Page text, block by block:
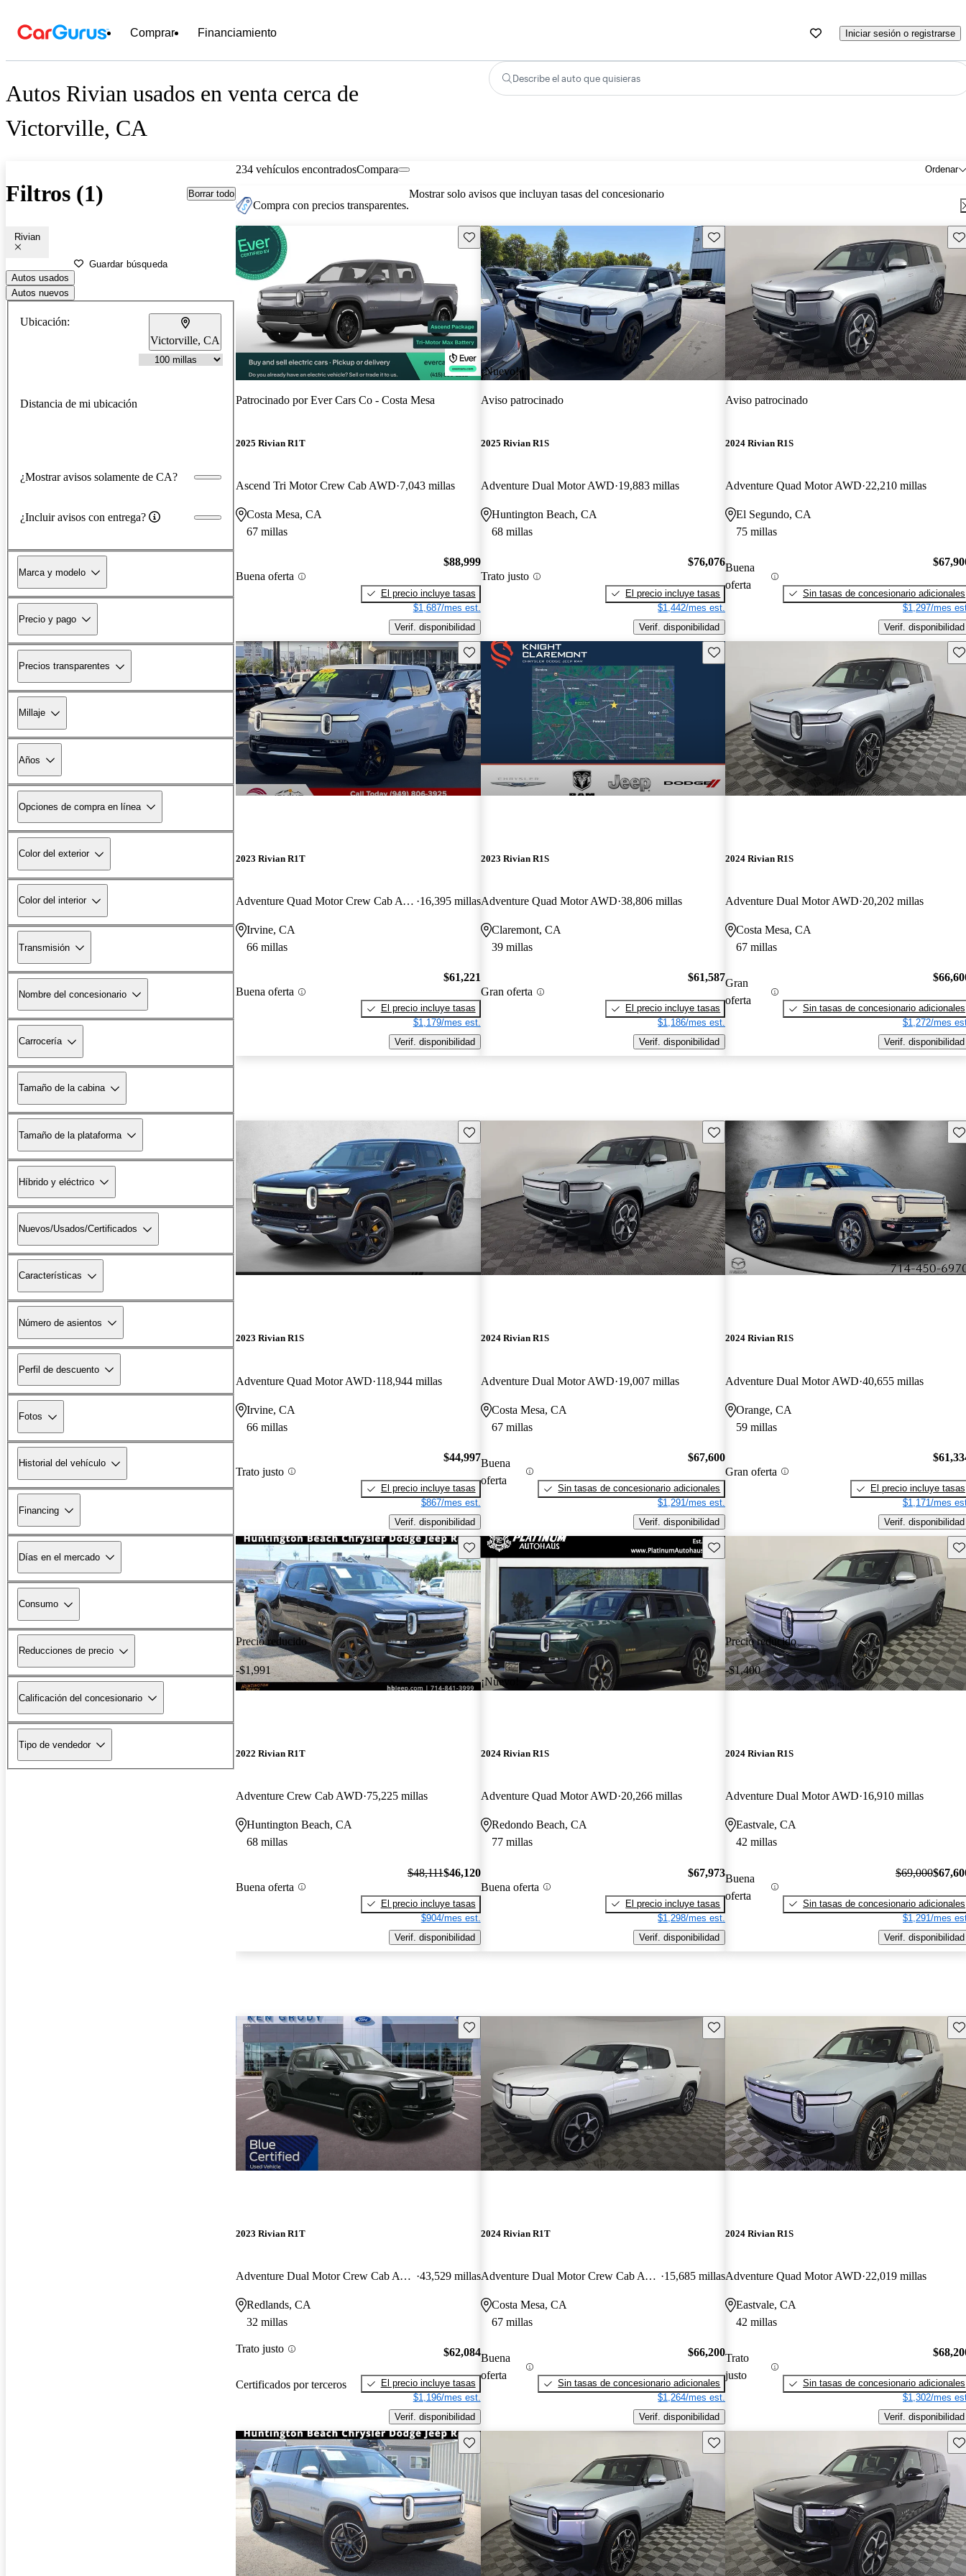
Comprar Financiamiento Iniciar sesión o registrarse
Autos Rivian usados en venta cerca de
Victorville, CA
Describe el auto que quisieras
Filtros (1) Borrar todo
Rivian
Guardar búsqueda
Autos usados
Autos nuevos
Ubicación:
Victorville, CA
Distancia de mi ubicación
¿Mostrar avisos solamente de CA?
¿Incluir avisos con entrega?
Marca y modelo
Precio y pago
Precios transparentes
Millaje
Años
Opciones de compra en línea
Color del exterior
Color del interior
Transmisión
Nombre del concesionario
Carrocería
Tamaño de la cabina
Tamaño de la plataforma
Híbrido y eléctrico
Nuevos/Usados/Certificados
Características
Número de asientos
Perfil de descuento
Fotos
Historial del vehículo
Financing
Días en el mercado
Consumo
Reducciones de precio
Calificación del concesionario
Tipo de vendedor
234 vehículos encontrados Ordenar
Compara
Compra con precios transparentes.
Mostrar solo avisos que incluyan tasas del concesionario
Guarda este Aviso
Patrocinado porEver Cars Co - Costa Mesa
2025 Rivian R1T
Ascend Tri Motor Crew Cab AWD 7,043 millas
Costa Mesa, CA
67 millas
Buena oferta
$88,999
El precio incluye tasas
$1,687/mes est.
Verif. disponibilidad
¡Nuevo!
Guarda este Aviso
Aviso patrocinado
2025 Rivian R1S
Adventure Dual Motor AWD 19,883 millas
Huntington Beach, CA
68 millas
Trato justo
$76,076
El precio incluye tasas
$1,442/mes est.
Verif. disponibilidad
Aviso patrocinado
2024 Rivian R1S
Adventure Quad Motor AWD 22,210 millas
El Segundo, CA
75 millas
Buena
oferta
Sin tasas de concesionario adicionales
$1,297/mes
Verif. disponibilidad
Guarda este Aviso
2023 Rivian R1T
Adventure Quad Motor Crew Cab AWD 16,395 millas
Irvine, CA
66 millas
Buena oferta
$61,221
El precio incluye tasas
$1,179/mes est.
Verif. disponibilidad
Guarda este Aviso
2023 Rivian R1S
Adventure Quad Motor AWD 38,806 millas
Claremont, CA
39 millas
Gran oferta
$61,587
El precio incluye tasas
$1,186/mes est.
Verif. disponibilidad
2024 Rivian R1S
Adventure Dual Motor AWD 20,202 millas
Costa Mesa, CA
67 millas
Gran
oferta
Sin tasas de concesionario adicionales
$1,272/mes
Verif. disponibilidad
Guarda este Aviso
2023 Rivian R1S
Adventure Quad Motor AWD 118,944 millas
Irvine, CA
66 millas
Trato justo
$44,997
El precio incluye tasas
$867/mes est.
Verif. disponibilidad
Guarda este Aviso
2024 Rivian R1S
Adventure Dual Motor AWD 19,007 millas
Costa Mesa, CA
67 millas
Buena
oferta
$67,600
Sin tasas de concesionario adicionales
$1,291/mes est.
Verif. disponibilidad
2024 Rivian R1S
Adventure Dual Motor AWD 40,655 millas
Orange, CA
59 millas
Gran oferta
El precio incluye tasas
$1,171/mes
Verif. disponibilidad
Precio reducido
-$1,991
Guarda este Aviso
2022 Rivian R1T
Adventure Crew Cab AWD 75,225 millas
Huntington Beach, CA
68 millas
Buena oferta
$48,111$46,120
El precio incluye tasas
$904/mes est.
Verif. disponibilidad
¡Nuevo!
Guarda este Aviso
2024 Rivian R1S
Adventure Quad Motor AWD 20,266 millas
Redondo Beach, CA
77 millas
Buena oferta
$67,973
El precio incluye tasas
$1,298/mes est.
Verif. disponibilidad
Precio reducido
-$1,400
2024 Rivian R1S
Adventure Dual Motor AWD 16,910 millas
Eastvale, CA
42 millas
Buena
oferta
$69,000
Sin tasas de concesionario adicionales
$1,291/mes
Verif. disponibilidad
Guarda este Aviso
2023 Rivian R1T
Adventure Dual Motor Crew Cab AWD 43,529 millas
Redlands, CA
32 millas
Trato justo
Certificados por terceros
$62,084
El precio incluye tasas
$1,196/mes est.
Verif. disponibilidad
Guarda este Aviso
2024 Rivian R1T
Adventure Dual Motor Crew Cab AWD 15,685 millas
Costa Mesa, CA
67 millas
Buena
oferta
$66,200
Sin tasas de concesionario adicionales
$1,264/mes est.
Verif. disponibilidad
2024 Rivian R1S
Adventure Quad Motor AWD 22,019 millas
Eastvale, CA
42 millas
Trato
justo
Sin tasas de concesionario adicionales
$1,302/mes
Verif. disponibilidad
Guarda este Aviso Guarda este Aviso